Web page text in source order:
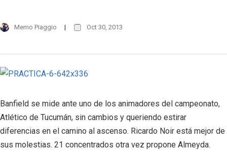
Memo Piaggio Oct 30, 2013
Banfield se mide ante uno de los animadores del campeonato,
Atlético de Tucumán, sin cambios y queriendo estirar
diferencias en el camino al ascenso. Ricardo Noir está mejor de
sus molestias. 21 concentrados otra vez propone Almeyda.